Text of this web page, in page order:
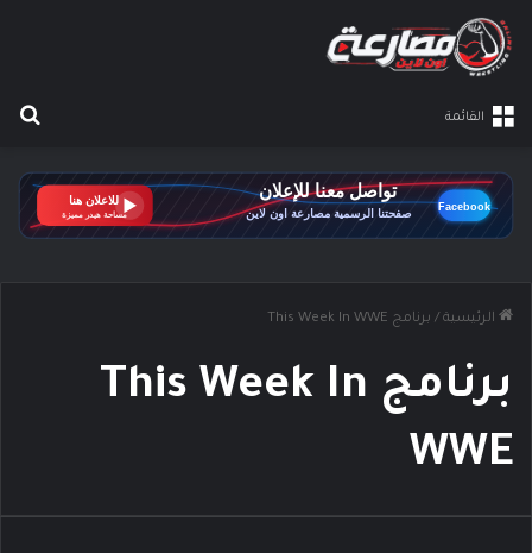
القائمة
الرئيسية / برنامج This Week In WWE
برنامج This Week In
WWE